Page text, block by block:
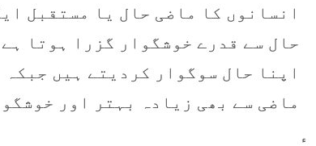
انسانوں کا ماضی حال یا مستقبل
حال سے قدرے خوشگوار گزرا ہوتا
اپنا حال سوگوار کردیتے ہیں
ماضی سے بھی زیادہ بہتر اور